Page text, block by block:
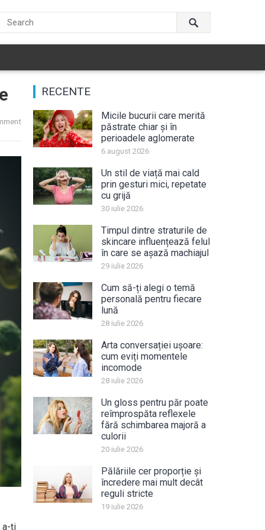
a-ți
RECENTE
Micile bucurii care merită
păstrate chiar și în
perioadele aglomerate
6 august 2026
Un stil de viață mai cald
prin gesturi mici, repetate
cu grijă
30 iulie 2026
Timpul dintre straturile de
skincare influențează felul
în care se așază machiajul
29 iulie 2026
Cum să-ți alegi o temă
personală pentru fiecare
lună
28 iulie 2026
Arta conversației ușoare:
cum eviți momentele
incomode
28 iulie 2026
Un gloss pentru păr poate
reîmprospăta reflexele
fără schimbarea majoră a
culorii
20 iulie 2026
Pălăriile cer proporție și
încredere mai mult decât
reguli stricte
19 iulie 2026